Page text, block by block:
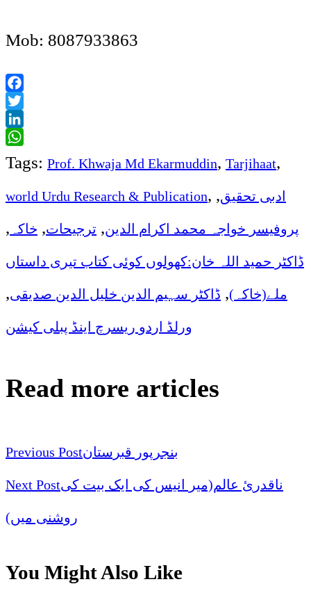
Mob: 8087933863
Facebook
Twitter
LinkedIn
WhatsApp
Tags: Prof. Khwaja Md Ekarmuddin, Tarjihaat,
world Urdu Research & Publication, ادبی تحقیق,
پروفیسر خواجہ محمد اکرام الدین, ترجیحات, خاکہ ,
ڈاکٹر حمید اللہ خان:کھولوں کوئی کتاب تیری داستاں
ملے(خاکہ), ڈاکٹر سہیم الدین خلیل الدین صدیقی,
ورلڈ اردو ریسرچ اینڈ پبلی کیشن
Read more articles
Previous Postبنجرپور قبرستان
Next Postناقدرئ عالم(میر انیس کی ایک بیت کی
روشنی میں)
You Might Also Like